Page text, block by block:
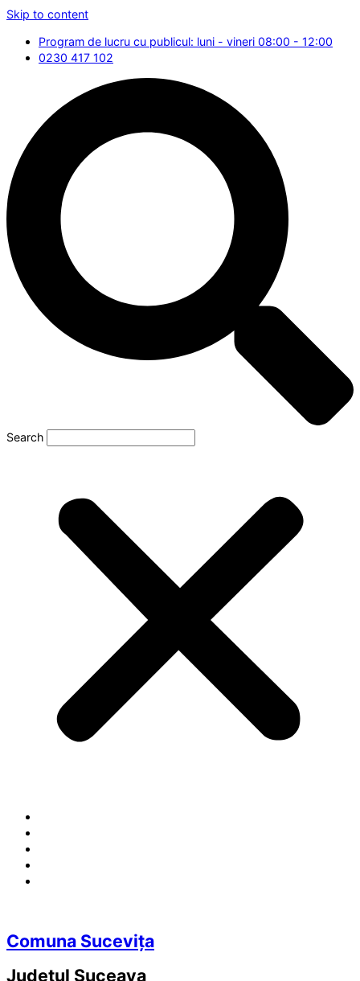
Skip to content
Program de lucru cu publicul: luni - vineri 08:00 - 12:00
0230 417 102
Search
Comuna Sucevița
Județul Suceava